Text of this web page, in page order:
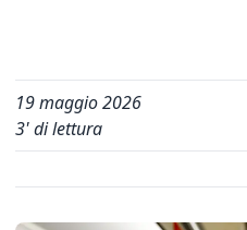
19 maggio 2026
3' di lettura